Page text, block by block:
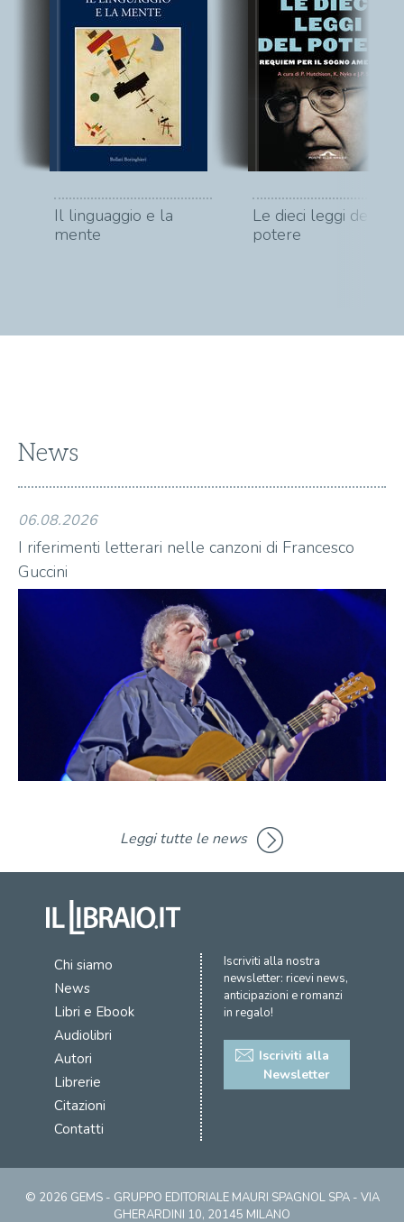
Il linguaggio e la
mente
Le dieci leggi del
potere
News
06.08.2026
I riferimenti letterari nelle canzoni di Francesco
Guccini
Leggi tutte le news
Chi siamo
News
Libri e Ebook
Audiolibri
Autori
Librerie
Citazioni
Contatti
Iscriviti alla nostra
newsletter: ricevi news,
anticipazioni e romanzi
in regalo!
Iscriviti alla
Newsletter
© 2026 GEMS - GRUPPO EDITORIALE MAURI SPAGNOL SPA - VIA
GHERARDINI 10, 20145 MILANO